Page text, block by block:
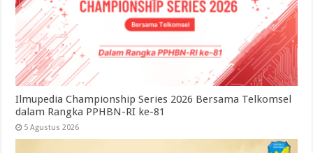
Ilmupedia Championship Series 2026 Bersama Telkomsel
dalam Rangka PPHBN-RI ke-81
5 Agustus 2026